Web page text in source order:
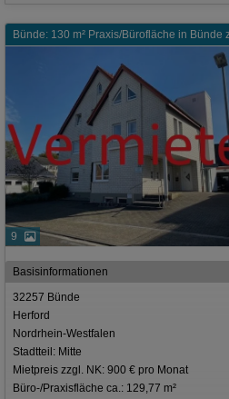
9
Basisinformationen
32257 Bünde
Herford
Nordrhein-Westfalen
Stadtteil: Mitte
Mietpreis zzgl. NK: 900 € pro Monat
Büro-/Praxisfläche ca.: 129,77 m²